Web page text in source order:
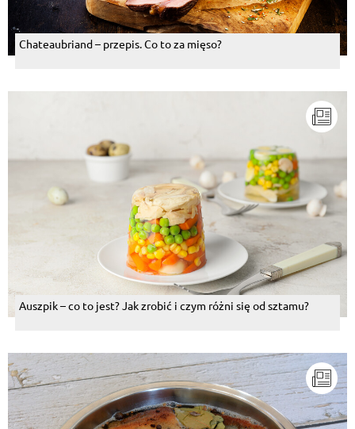
Chateaubriand – przepis. Co to za mięso?
Auszpik – co to jest? Jak zrobić i czym różni się od sztamu?